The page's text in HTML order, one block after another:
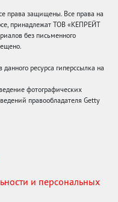
защищены. Все права на
принадлежат ТОВ «КЕПРЕЙТ
без письменного
ресурса гиперссылка на
фотографических
правообладателя Getty
и персональных